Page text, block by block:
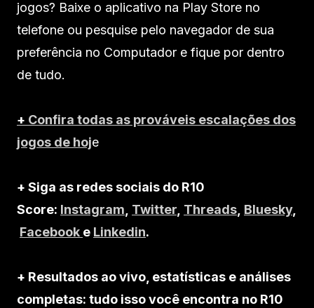
jogos? Baixe o aplicativo na Play Store no
telefone ou pesquise pelo navegador de sua
preferência no Computador e fique por dentro
de tudo.
+ Confira todas as prováveis escalações dos
jogos de hoje
+ Siga as redes sociais do R10
Score: Instagram, Twitter, Threads, Bluesky,
Facebook e Linkedin.
+ Resultados ao vivo, estatísticas e análises
completas: tudo isso você encontra no R10